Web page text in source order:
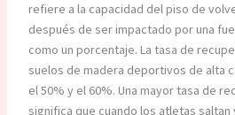
refiere a la capacidad del piso de
después de ser impactado por una
como un porcentaje. La tasa de
suelos de madera deportivos de alta
el 50% y el 60%. Una mayor tasa de
significa que cuando los atletas